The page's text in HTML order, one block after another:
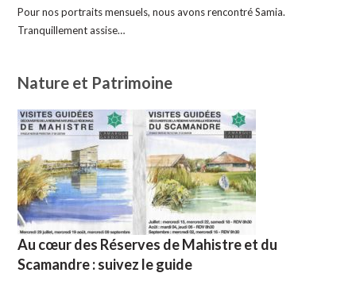
Pour nos portraits mensuels, nous avons rencontré Samia.
Tranquillement assise…
Nature et Patrimoine
Au cœur des Réserves de Mahistre et du
Scamandre : suivez le guide